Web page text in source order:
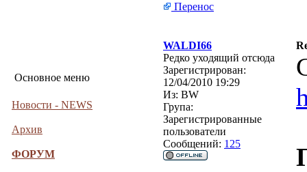
Основное меню
Новости - NEWS
Архив
ФОРУМ
Перенос
WALDI66
Редко уходящий отсюда
Зарегистрирован:
12/04/2010 19:29
Из: BW
Група:
Зарегистрированные
пользователи
Сообщений: 125